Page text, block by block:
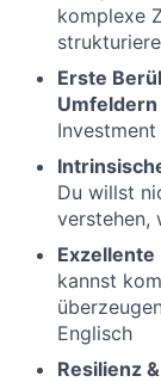
komplexe
Erste
Umfeldern
Du willst
verstehen,
kannst
Englisch
Resilienz